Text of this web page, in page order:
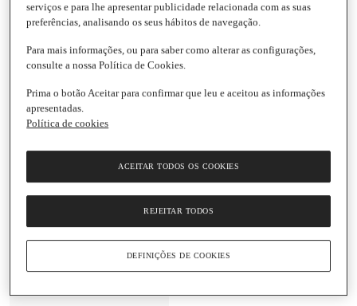
Anchovas Enroladas em
Alcaparras em Azeite
Georgette
8,35 €
Salmão com Segurelha
em Azeite Georgette
Lata|120 G
serviços e para lhe apresentar publicidade relacionada com as suas
preferências, analisando os seus hábitos de navegação.
Para mais informações, ou para saber como alterar as configurações,
consulte a nossa Política de Cookies.
Prima o botão Aceitar para confirmar que leu e aceitou as informações
apresentadas.
Política de cookies
REJEITAR TODOS
ACEITAR TODOS OS COOKIES
DEFINIÇÕES DE COOKIES